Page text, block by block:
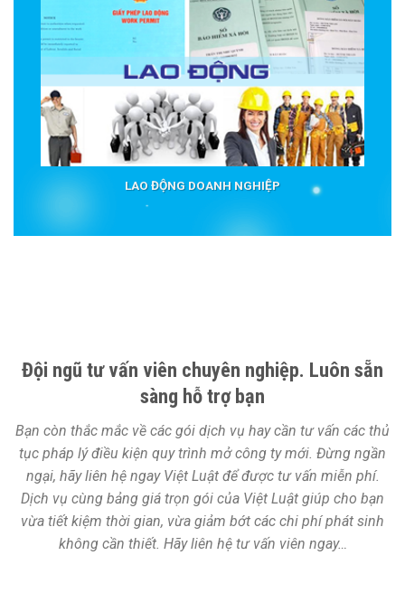
LAO ĐỘNG DOANH NGHIỆP
Đội ngũ tư vấn viên chuyên nghiệp. Luôn sẵn
sàng hỗ trợ bạn
Bạn còn thắc mắc về các gói dịch vụ hay cần tư vấn các thủ
tục pháp lý điều kiện quy trình mở công ty mới. Đừng ngần
ngại, hãy liên hệ ngay Việt Luật để được tư vấn miễn phí.
Dịch vụ cùng bảng giá trọn gói của Việt Luật giúp cho bạn
vừa tiết kiệm thời gian, vừa giảm bớt các chi phí phát sinh
không cần thiết. Hãy liên hệ tư vấn viên ngay…